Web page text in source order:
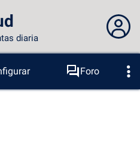
diaria
No estás conectado...
Acceder al sitio
Foro
Herramientas